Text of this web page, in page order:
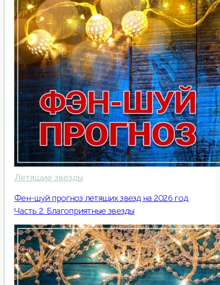
Летящие звезды
Фен-шуй прогноз летящих звезд на 2026 год.
Часть 2: Благоприятные звезды